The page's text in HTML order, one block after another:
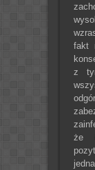
fakt
z
że